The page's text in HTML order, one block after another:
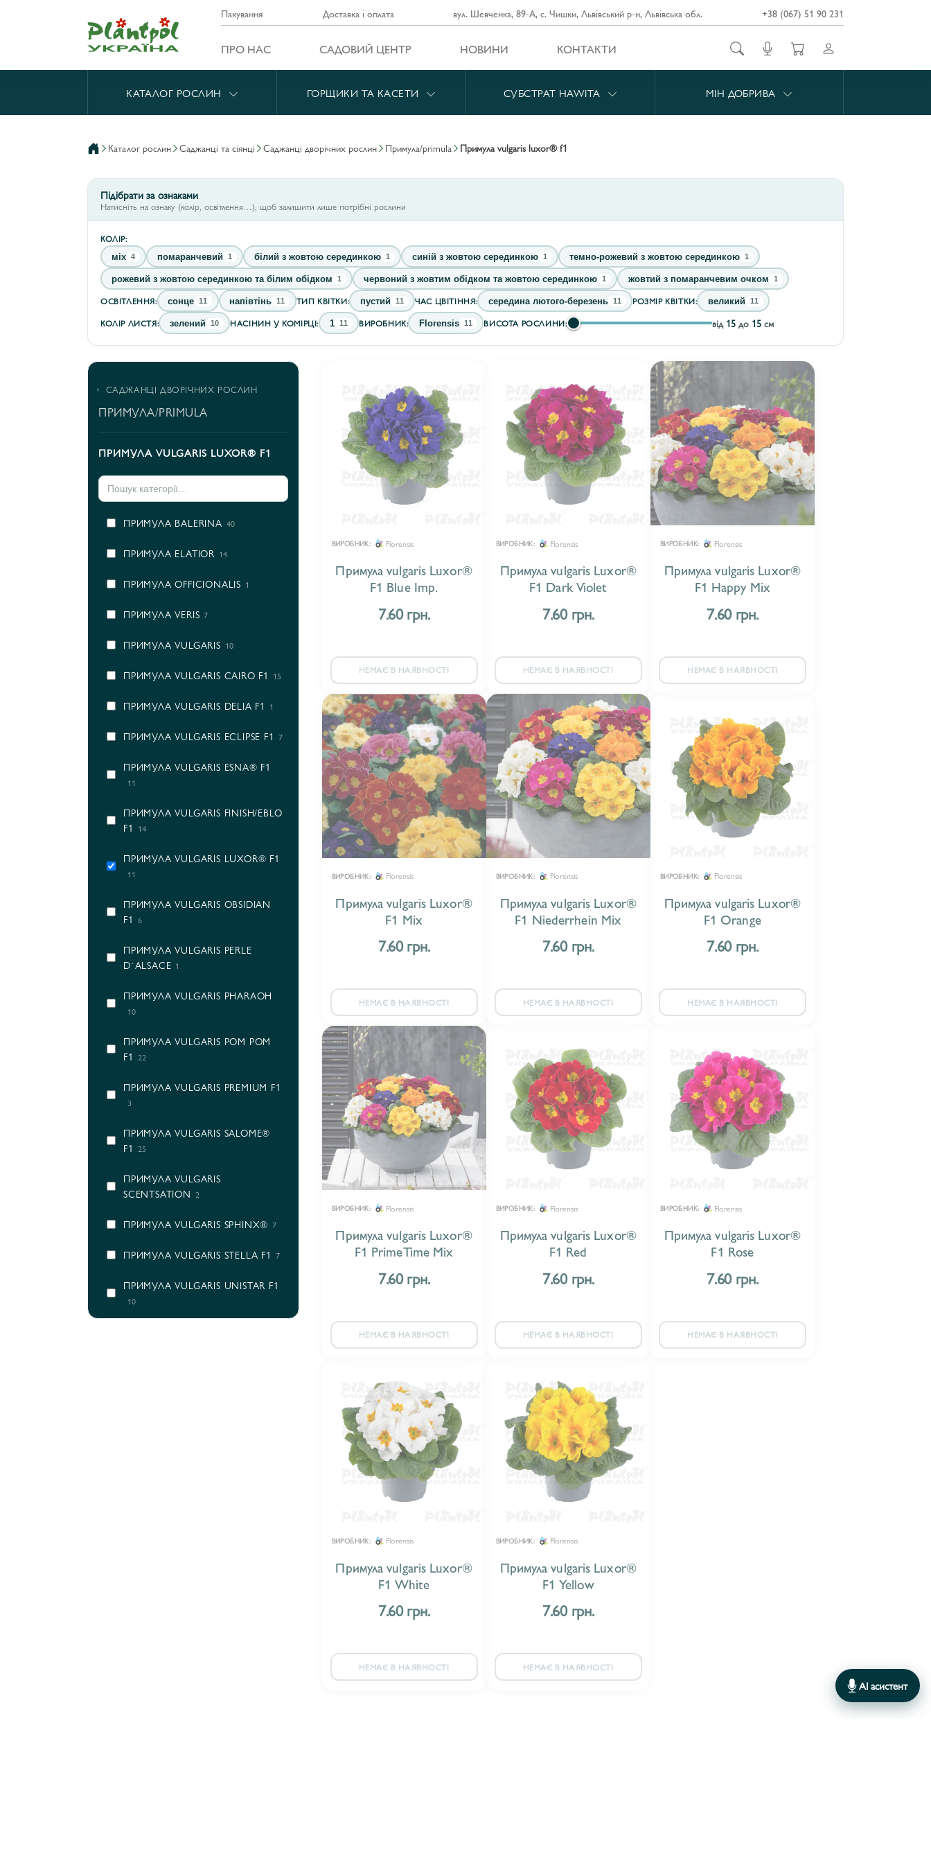
Пакування Доставка і оплата вул. Шевченка, 89-А, с. Чишки, Львівський р-н, Львівська обл. +38 (067) 51 90 231
ПРО НАС САДОВИЙ ЦЕНТР НОВИНИ КОНТАКТИ
КАТАЛОГ РОСЛИН ГОРЩИКИ ТА КАСЕТИ СУБСТРАТ HAWITA МІН ДОБРИВА
каталог рослин саджанці та сіянці саджанці дворічних рослин примула/primula примула vulgaris luxor® f1
Підібрати за ознаками
Натисніть на ознаку (колір, освітлення…), щоб залишити лише потрібні рослини
КОЛІР:
міх 4 помаранчевий 1 білий з жовтою серединкою 1 синій з жовтою серединкою 1 темно-рожевий з жовтою серединкою 1
рожевий з жовтою серединкою та білим обідком 1 червоний з жовтим обідком та жовтою серединкою 1 жовтий з помаранчевим очком 1
ОСВІТЛЕННЯ: сонце 11 напівтінь 11 ТИП КВІТКИ: пустий 11 ЧАС ЦВІТІННЯ: середина лютого-березень 11 РОЗМІР КВІТКИ: великий 11
КОЛІР ЛИСТЯ: зелений 10 НАСІНИН У КОМІРЦІ: 1 11 ВИРОБНИК: Florensis 11 ВИСОТА РОСЛИНИ: від 15 до 15 см
САДЖАНЦІ ДВОРІЧНИХ РОСЛИН
ПРИМУЛА/PRIMULA
ПРИМУЛА VULGARIS LUXOR® F1
ПРИМУЛА BALERINA 40
ПРИМУЛА ELATIOR 14
ПРИМУЛА OFFICIONALIS 1
ПРИМУЛА VERIS 7
ПРИМУЛА VULGARIS 10
ПРИМУЛА VULGARIS CAIRO F1 15
ПРИМУЛА VULGARIS DELIA F1 1
ПРИМУЛА VULGARIS ECLIPSE F1 7
ПРИМУЛА VULGARIS ESNA® F1
11
ПРИМУЛА VULGARIS FINISH/EBLO
F1 14
ПРИМУЛА VULGARIS LUXOR® F1
11
ПРИМУЛА VULGARIS OBSIDIAN
F1 6
ПРИМУЛА VULGARIS PERLE
D`ALSACE 1
ПРИМУЛА VULGARIS PHARAOH
10
ПРИМУЛА VULGARIS POM POM
F1 22
ПРИМУЛА VULGARIS PREMIUM F1
3
ПРИМУЛА VULGARIS SALOME®
F1 25
ПРИМУЛА VULGARIS
SCENTSATION 2
ПРИМУЛА VULGARIS SPHINX® 7
ПРИМУЛА VULGARIS STELLA F1 7
ПРИМУЛА VULGARIS UNISTAR F1
10
ВИРОБНИК: Florensis
Примула vulgaris Luxor®
F1 Blue Imp.
7.60 грн.
НЕМАЄ В НАЯВНОСТІ
ВИРОБНИК: Florensis
Примула vulgaris Luxor®
F1 Dark Violet
7.60 грн.
НЕМАЄ В НАЯВНОСТІ
ВИРОБНИК: Florensis
Примула vulgaris Luxor®
F1 Happy Mix
7.60 грн.
НЕМАЄ В НАЯВНОСТІ
ВИРОБНИК: Florensis
Примула vulgaris Luxor®
F1 Mix
7.60 грн.
НЕМАЄ В НАЯВНОСТІ
ВИРОБНИК: Florensis
Примула vulgaris Luxor®
F1 Niederrhein Mix
7.60 грн.
НЕМАЄ В НАЯВНОСТІ
ВИРОБНИК: Florensis
Примула vulgaris Luxor®
F1 Orange
7.60 грн.
НЕМАЄ В НАЯВНОСТІ
ВИРОБНИК: Florensis
Примула vulgaris Luxor®
F1 PrimeTime Mix
7.60 грн.
НЕМАЄ В НАЯВНОСТІ
ВИРОБНИК: Florensis
Примула vulgaris Luxor®
F1 Red
7.60 грн.
НЕМАЄ В НАЯВНОСТІ
ВИРОБНИК: Florensis
Примула vulgaris Luxor®
F1 Rose
7.60 грн.
НЕМАЄ В НАЯВНОСТІ
ВИРОБНИК: Florensis
Примула vulgaris Luxor®
F1 White
7.60 грн.
НЕМАЄ В НАЯВНОСТІ
ВИРОБНИК: Florensis
Примула vulgaris Luxor®
F1 Yellow
7.60 грн.
НЕМАЄ В НАЯВНОСТІ
AI асистент